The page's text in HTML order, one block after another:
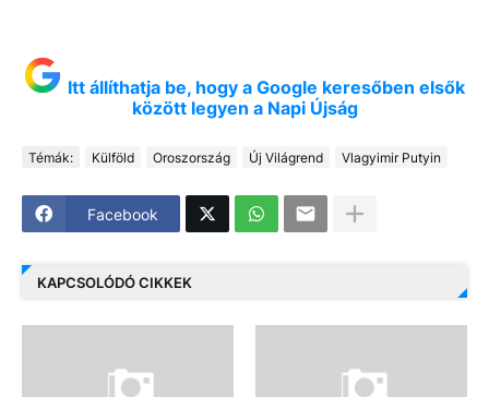
Itt állíthatja be, hogy a Google keresőben elsők
között legyen a Napi Újság
Témák: Külföld Oroszország Új Világrend Vlagyimir Putyin
Facebook
KAPCSOLÓDÓ CIKKEK